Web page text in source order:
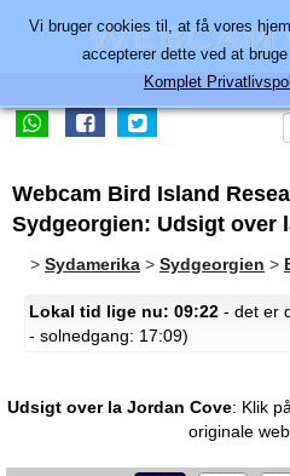
Webcam Bird Island
Sydgeorgien: Udsigt over
> Sydamerika > Sydgeorgien >
Lokal tid lige nu: 09:22 - det er
- solnedgang: 17:09)
Udsigt over la Jordan Cove: Klik
originale
Vi bruger cookies til, at få vores
accepterer dette ved at
Komplet